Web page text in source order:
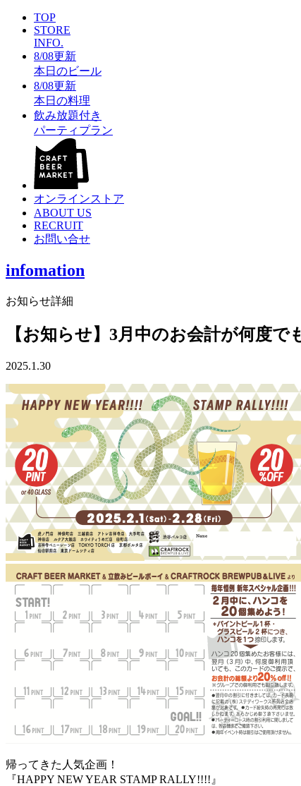
TOP
STORE
INFO.
8/08更新
本日のビール
8/08更新
本日の料理
飲み放題付き
パーティプラン
オンラインストア
ABOUT US
RECRUIT
お問い合せ
infomation
お知らせ詳細
【お知らせ】3月中のお会計が何度
2025.1.30
帰ってきた人気企画！
『HAPPY NEW YEAR STAMP RALLY!!!!』